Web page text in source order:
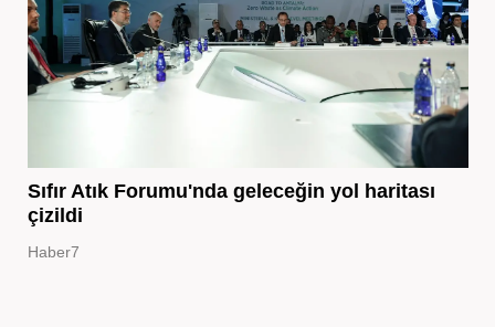
Sıfır Atık Forumu'nda geleceğin yol haritası
çizildi
Haber7